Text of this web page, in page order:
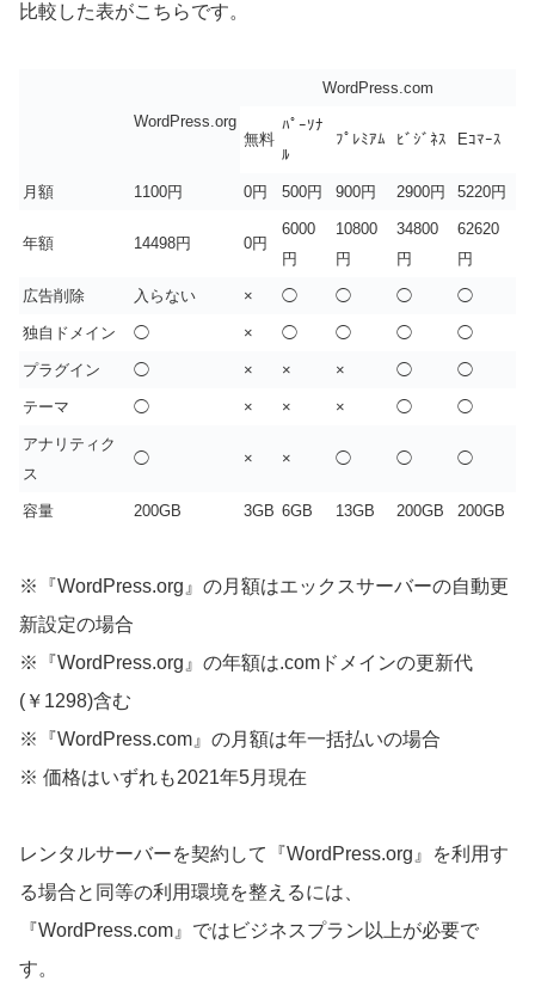
比較した表がこちらです。
WordPress.org
WordPress.com
無料
ﾊﾟｰｿﾅ
ﾙ
ﾌﾟﾚﾐｱﾑ ﾋﾞｼﾞﾈｽ Eｺﾏｰｽ
月額 1100円 0円 500円 900円 2900円 5220円
年額 14498円 0円
6000
円
10800
円
34800
円
62620
円
広告削除 入らない × ◯ ◯ ◯ ◯
独自ドメイン ◯ × ◯ ◯ ◯ ◯
プラグイン ◯ × × × ◯ ◯
テーマ ◯ × × × ◯ ◯
アナリティク
ス
◯ × × ◯ ◯ ◯
容量 200GB 3GB 6GB 13GB 200GB 200GB
※『WordPress.org』の月額はエックスサーバーの自動更
新設定の場合
※『WordPress.org』の年額は.comドメインの更新代
(￥1298)含む
※『WordPress.com』の月額は年一括払いの場合
※ 価格はいずれも2021年5月現在
レンタルサーバーを契約して『WordPress.org』を利用す
る場合と同等の利用環境を整えるには、
『WordPress.com』ではビジネスプラン以上が必要で
す。